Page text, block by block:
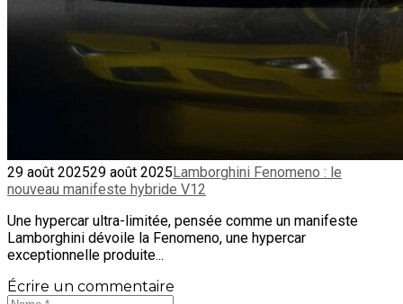
29 août 202529 août 2025Lamborghini Fenomeno : le
nouveau manifeste hybride V12
Une hypercar ultra-limitée, pensée comme un manifeste
Lamborghini dévoile la Fenomeno, une hypercar
exceptionnelle produite...
Écrire un commentaire